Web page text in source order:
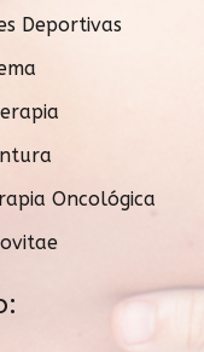
Deportivas
Oncológica